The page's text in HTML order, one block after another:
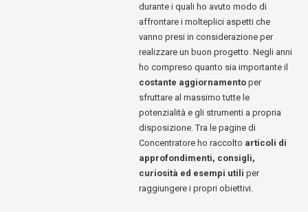
durante i quali ho avuto modo di
affrontare i molteplici aspetti che
vanno presi in considerazione per
realizzare un buon progetto. Negli anni
ho compreso quanto sia importante il
costante aggiornamentoper
sfruttare al massimo tutte le
potenzialità e gli strumenti a propria
disposizione. Tra le pagine di
Concentratore ho raccolto articoli di
approfondimenti, consigli,
curiosità ed esempi utili per
raggiungere i propri obiettivi.